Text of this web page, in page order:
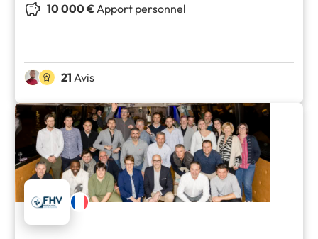
10 000 €Apport personnel
21 Avis